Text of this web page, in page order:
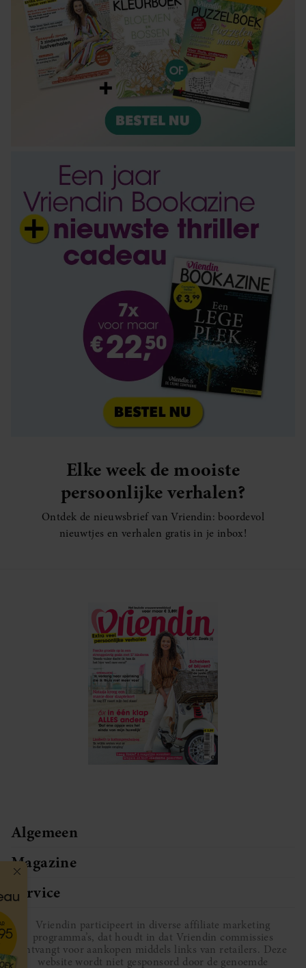
verzameld op basis van uw gebruik van hun services. U
gaat akkoord met onze cookies als u onze website blijft
gebruiken.
Elke week de mooiste
persoonlijke verhalen?
Ontdek de nieuwsbrief van Vriendin: boordevol
nieuwtjes en verhalen gratis in je inbox!
Algemeen
Magazine
Service
Vriendin participeert in diverse affiliate marketing
programma’s, dat houdt in dat Vriendin commissies
ontvangt voor aankopen middels links van retailers. Deze
website wordt niet gesponsord door de genoemde